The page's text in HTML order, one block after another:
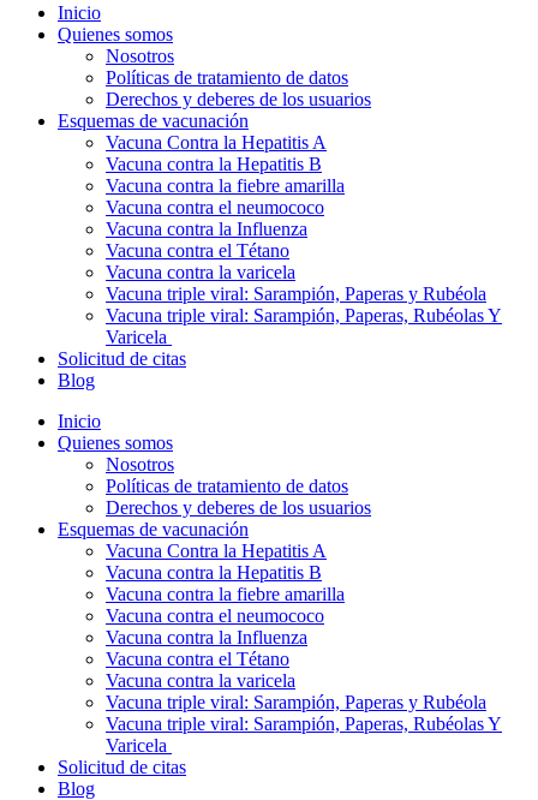
Inicio
Quienes somos
Nosotros
Políticas de tratamiento de datos
Derechos y deberes de los usuarios
Esquemas de vacunación
Vacuna Contra la Hepatitis A
Vacuna contra la Hepatitis B
Vacuna contra la fiebre amarilla
Vacuna contra el neumococo
Vacuna contra la Influenza
Vacuna contra el Tétano
Vacuna contra la varicela
Vacuna triple viral: Sarampión, Paperas y Rubéola
Vacuna triple viral: Sarampión, Paperas, Rubéolas Y
Varicela
Solicitud de citas
Blog
Inicio
Quienes somos
Nosotros
Políticas de tratamiento de datos
Derechos y deberes de los usuarios
Esquemas de vacunación
Vacuna Contra la Hepatitis A
Vacuna contra la Hepatitis B
Vacuna contra la fiebre amarilla
Vacuna contra el neumococo
Vacuna contra la Influenza
Vacuna contra el Tétano
Vacuna contra la varicela
Vacuna triple viral: Sarampión, Paperas y Rubéola
Vacuna triple viral: Sarampión, Paperas, Rubéolas Y
Varicela
Solicitud de citas
Blog